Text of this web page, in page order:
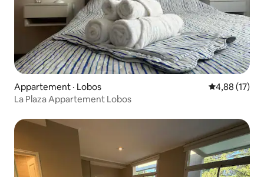
Appartement · Lobos Note
4,88 (17)
La Plaza Appartement Lobos